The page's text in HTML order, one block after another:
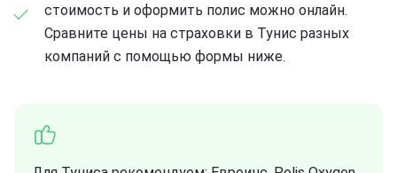
стоимость и оформить полис можно онлайн.
Сравните цены на страховки в Тунис разных
компаний с помощью формы ниже.